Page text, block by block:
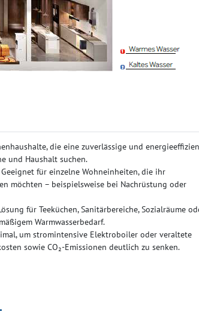
die eine zuverlässige und
und Haushalt suchen.
Geeignet für einzelne Wohneinheiten, die ihr
möchten – beispielsweise bei Nachrüstung oder
für Teeküchen, Sanitärbereiche, Sozialräume
Warmwasserbedarf.
um stromintensive Elektroboiler oder veraltete
sowie CO₂-Emissionen deutlich zu senken.